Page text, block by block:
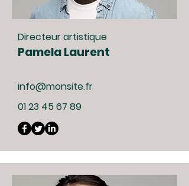
Directeur artistique
Pamela Laurent
info@monsite.fr
01 23 45 67 89